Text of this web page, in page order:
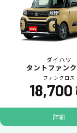
普段のお買
ード払いが
ダイハツ
タントファン
ファンクロス
18,700
詳細